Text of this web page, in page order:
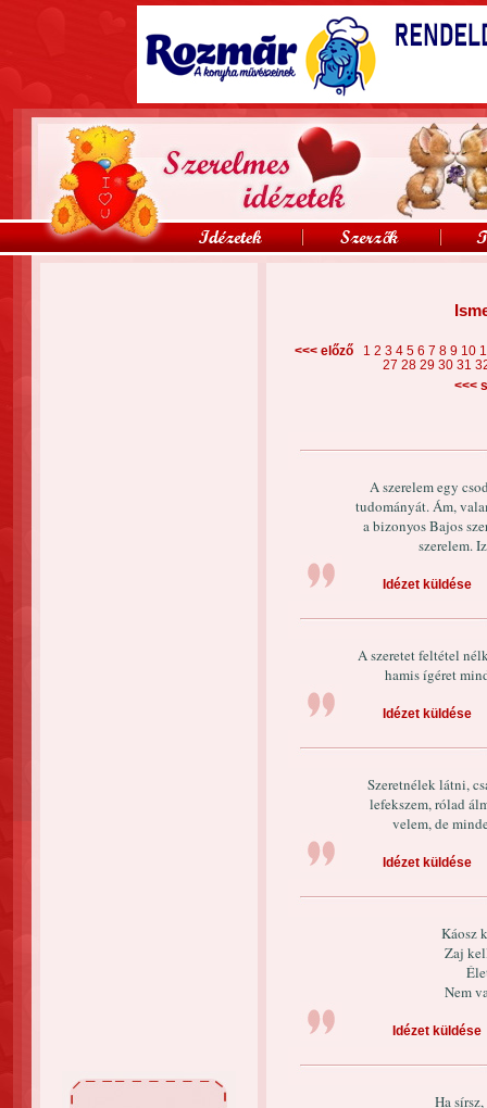
<<< előző 1 2 3 4 5 6 7 8 9 10
27 28 29 30 31
<<<
A szerelem egy
tudományát. Ám,
a bizonyos Bajos
szerelem.
Idézet küldése
A szeretet feltétel
hamis ígéret
Idézet küldése
Szeretnélek látni,
lefekszem, rólad
velem, de
Idézet küldése
Káosz
Zaj
Nem
Idézet küldése
Ha